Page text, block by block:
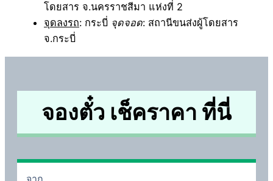
โดยสาร จ.นครราชสีมา แห่งที่ 2
จุดลงรถ: กระบี่ จุดจอด: สถานีขนส่งผู้โดยสาร
จ.กระบี่
จองตั๋ว เช็คราคา ที่นี่